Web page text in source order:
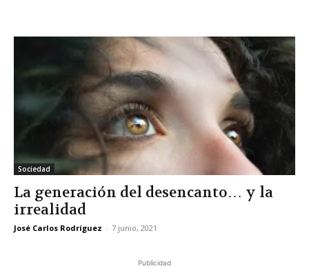
Sociedad
La generación del desencanto… y la
irrealidad
José Carlos Rodríguez - 7 junio, 2021
Publicidad